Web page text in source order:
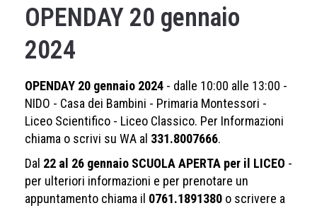
OPENDAY 20 gennaio
2024
OPENDAY 20 gennaio 2024 - dalle 10:00 alle 13:00 -
NIDO - Casa dei Bambini - Primaria Montessori -
Liceo Scientifico - Liceo Classico. Per Informazioni
chiama o scrivi su WA al 331.8007666.
Dal 22 al 26 gennaio SCUOLA APERTA per il LICEO -
per ulteriori informazioni e per prenotare un
appuntamento chiama il 0761.1891380 o scrivere a